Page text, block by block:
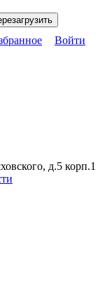
Войти
д.5 корп.1